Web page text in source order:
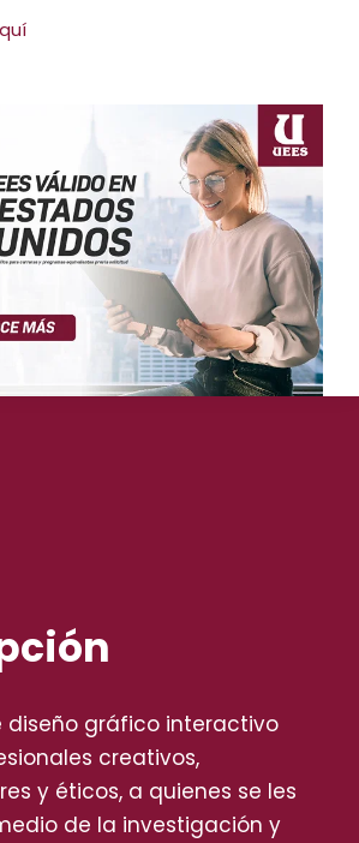
diseño gráfico interactivo
creativos,
y éticos, a quienes se les
de la investigación y